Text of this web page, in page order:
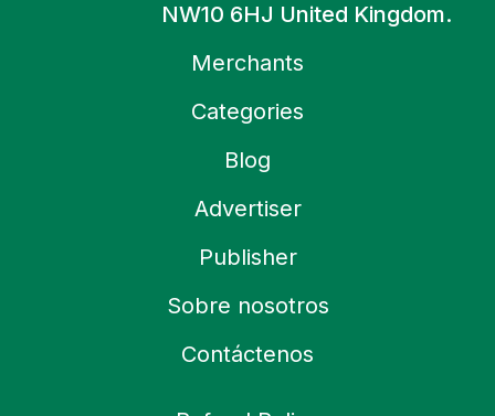
NW10 6HJ United Kingdom.
Merchants
Categories
Blog
Advertiser
Publisher
Sobre nosotros
Contáctenos